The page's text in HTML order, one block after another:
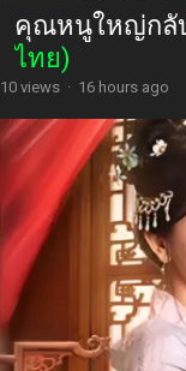
คุณหนูใหญ่กลั
ไทย)
10 views · 16 hours ago